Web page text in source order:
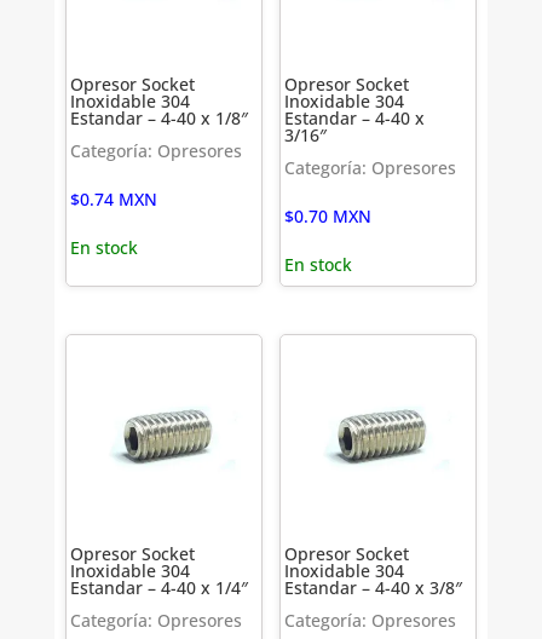
Opresor Socket
Inoxidable 304
Estandar – 4-40 x 1/8″
Categoría: Opresores
$0.74 MXN
En stock
Opresor Socket
Inoxidable 304
Estandar – 4-40 x
3/16″
Categoría: Opresores
$0.70 MXN
En stock
Opresor Socket
Inoxidable 304
Estandar – 4-40 x 1/4″
Categoría: Opresores
Opresor Socket
Inoxidable 304
Estandar – 4-40 x 3/8″
Categoría: Opresores